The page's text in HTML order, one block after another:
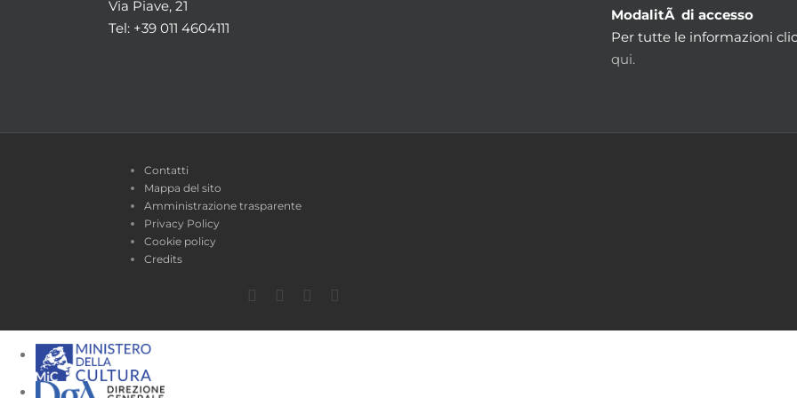
Via Piave, 21
Tel: +39 011 4604111
ModalitÃ di accesso
Per tutte le informazioni
qui.
Contatti
Mappa del sito
Amministrazione trasparente
Privacy Policy
Cookie policy
Credits
Facebook
TwitterYouTube